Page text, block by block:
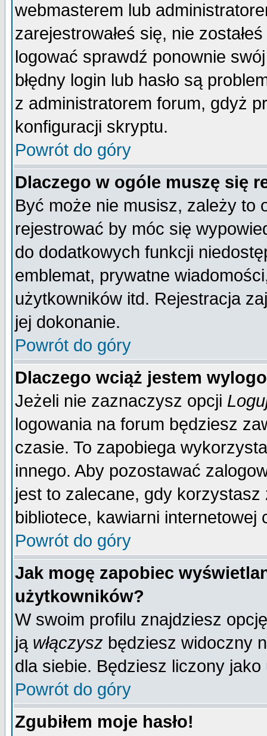
webmasterem lub
zarejestrowałeś się, nie
logować sprawdź ponownie
błędny login lub hasło są
z administratorem forum, gdyż
konfiguracji skryptu.
Powrót do góry
Dlaczego w ogóle muszę się
Być może nie musisz, zależy to
rejestrować by móc się
do dodatkowych funkcji
emblemat, prywatne
użytkowników itd. Rejestracja
jej dokonanie.
Powrót do góry
Dlaczego wciąż jestem
Jeżeli nie zaznaczysz opcji
logowania na forum będziesz
czasie. To zapobiega
innego. Aby pozostawać
jest to zalecane, gdy
bibliotece, kawiarni internetowej
Powrót do góry
Jak mogę zapobiec
użytkowników?
W swoim profilu znajdziesz
ją włączysz będziesz widoczny
dla siebie. Będziesz liczony
Powrót do góry
Zgubiłem moje hasło!